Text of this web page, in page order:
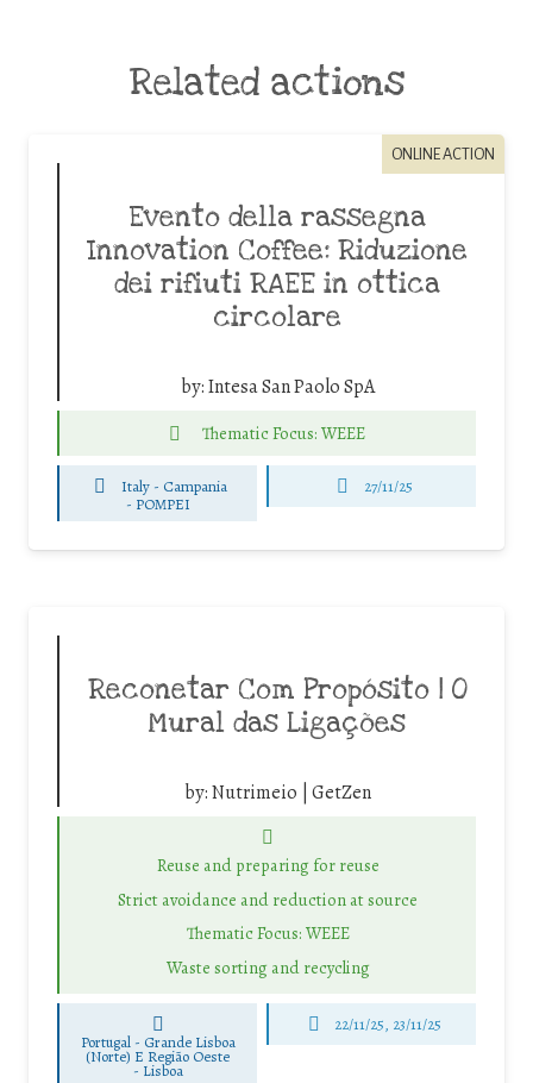
Related actions
ONLINE ACTION
Evento della rassegna
Innovation Coffee: Riduzione
dei rifiuti RAEE in ottica
circolare
by:Intesa San Paolo SpA
Thematic Focus: WEEE
Italy - Campania
- POMPEI
27/11/25
Reconetar Com Propósito | O
Mural das Ligações
by:Nutrimeio | GetZen
Reuse and preparing for reuse
Strict avoidance and reduction at source
Thematic Focus: WEEE
Waste sorting and recycling
Portugal - Grande Lisboa
(Norte) E Região Oeste
- Lisboa
22/11/25, 23/11/25